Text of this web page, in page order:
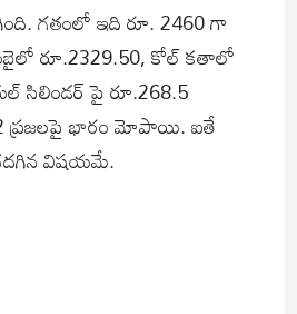
గతంలో ఇది రూ. 2460 గా
రూ.2329.50, కోల్ కతాలో
సిలిండర్ పై రూ.268.5
ప్రజలపై భారం మోపాయి. ఐతే
విషయమే.